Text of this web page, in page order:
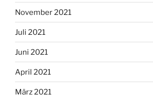
November 2021
Juli 2021
Juni 2021
April 2021
März 2021